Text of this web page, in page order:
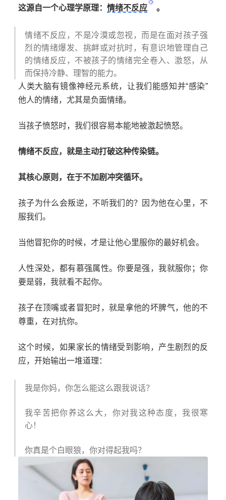
这源自一个心理学原理： 情绪不反应 。
情绪不反应，不是冷漠或忽视，而是在面对孩子强
烈的情绪爆发、挑衅或对抗时，有意识地管理自己
的情绪反应，不被孩子的情绪完全卷入、激怒，从
而保持冷静、理智的能力。
人类大脑有镜像神经元系统，让我们能感知并“感染”
他人的情绪，尤其是负面情绪。
当孩子愤怒时，我们很容易本能地被激起愤怒。
情绪不反应，就是主动打破这种传染链。
其核心原则，在于不加剧冲突循环。
孩子为什么会叛逆，不听我们的？因为他在心里，不
服我们。
当他冒犯你的时候，才是让他心里服你的最好机会。
人性深处，都有慕强属性。你要是强，我就服你；你
要是弱，我就看不起你。
孩子在顶嘴或者冒犯时，就是拿他的坏脾气，他的不
尊重，在对抗你。
这个时候，如果家长的情绪受到影响，产生剧烈的反
应，开始输出一堆道理：
我是你妈，你怎么能这么跟我说话？
我辛苦把你养这么大，你对我这种态度，我很寒
心！
你真是个白眼狼，你对得起我吗？